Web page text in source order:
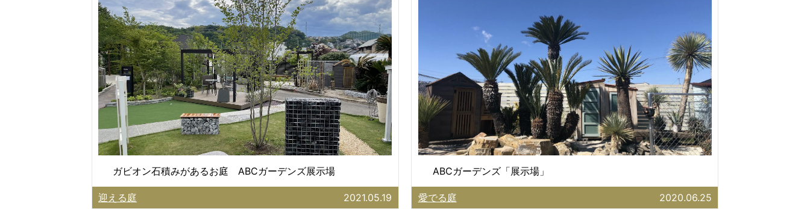
ガビオン石積みがあるお庭 ABCガーデンズ展示場
迎える庭 2021.05.19
ABCガーデンズ「展示場」
愛でる庭 2020.06.25